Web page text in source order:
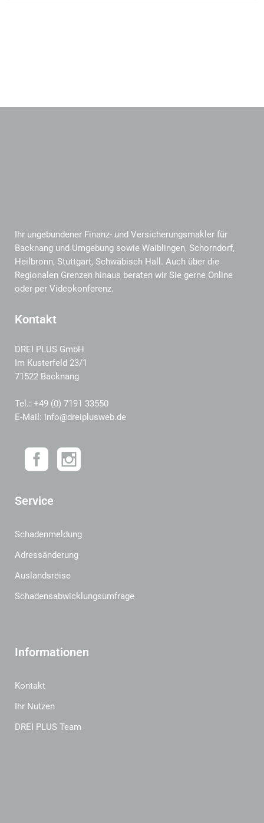
Ihr ungebundener Finanz- und Versicherungsmakler für
Backnang und Umgebung sowie Waiblingen, Schorndorf,
Heilbronn, Stuttgart, Schwäbisch Hall. Auch über die
Regionalen Grenzen hinaus beraten wir Sie gerne Online
oder per Videokonferenz.
Kontakt
DREI PLUS GmbH
Im Kusterfeld 23/1
71522 Backnang
Tel.: +49 (0) 7191 33550
E-Mail: info@dreiplusweb.de
Service
Schadenmeldung
Adressänderung
Auslandsreise
Schadensabwicklungsumfrage
Informationen
Kontakt
Ihr Nutzen
DREI PLUS Team